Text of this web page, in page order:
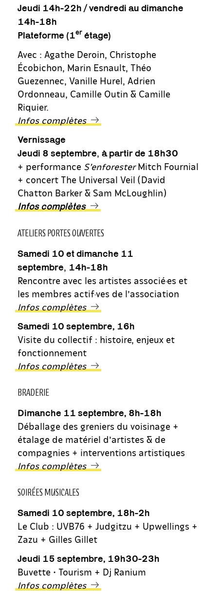
Jeudi 14h-22h / vendredi au dimanche
14h-18h
Plateforme (1er étage)
Avec : Agathe Deroin, Christophe
Écobichon, Marin Esnault, Théo
Guezennec, Vanille Hurel, Adrien
Ordonneau, Camille Outin & Camille
Riquier.
Infos complètes
Vernissage
Jeudi 8 septembre à partir de 18h30
+ performance S’enforesterMitch Fournial
+ concert The Universal Veil (David
Chatton Barker & Sam McLoughlin)
Infos complètes
ATELIERS PORTES OUVERTES
Samedi 10 et dimanche 11
septembre 14h-18h
Rencontre avec les artistes associé·es et
les membres actif·ves de l’association
Infos complètes
Samedi 10 septembre, 16h
Visite du collectif : histoire, enjeux et
fonctionnement
Infos complètes
BRADERIE
Dimanche 11 septembre, 8h-18h
Déballage des greniers du voisinage +
étalage de matériel d’artistes & de
compagnies + interventions artistiques
Infos complètes
SOIRÉES MUSICALES
Samedi 10 septembre, 18h-2h
Le Club : UVB76 + Judgitzu + Upwellings +
Zazu + Gilles Gillet
Jeudi 15 septembre, 19h30-23h
Buvette • Tourism + Dj Ranium
Infos complètes